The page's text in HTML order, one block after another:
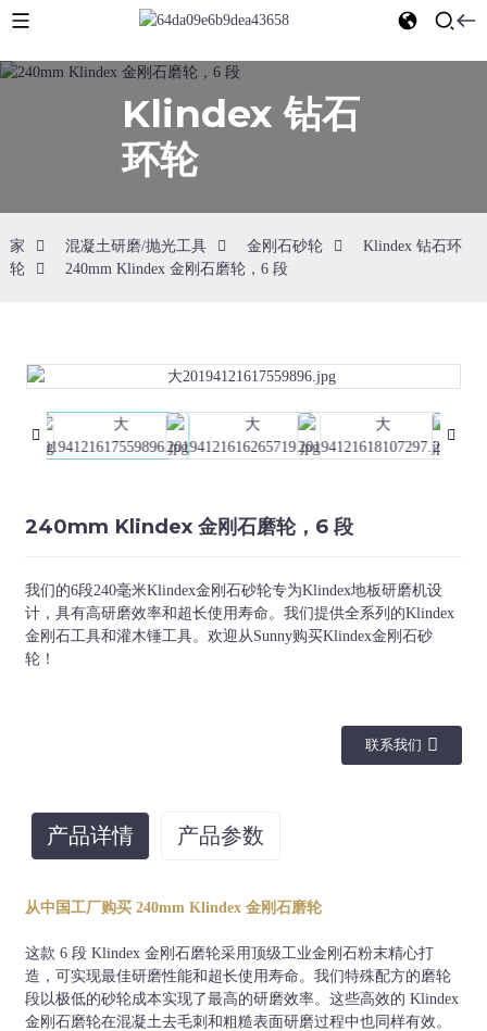
Klindex 钻石
环轮
家 混凝土研磨/抛光工具 金刚石砂轮
Klindex 钻石环
轮
240mm Klindex 金刚石磨轮，6 段
240mm Klindex 金刚石磨轮，6 段
我们的6段240毫米Klindex金刚石砂轮专为Klindex地板研磨机设
计，具有高研磨效率和超长使用寿命。我们提供全系列的Klindex
金刚石工具和灌木锤工具。欢迎从Sunny购买Klindex金刚石砂
轮！
联系我们
产品详情 产品参数
从中国工厂购买 240mm Klindex 金刚石磨轮
这款 6 段 Klindex 金刚石磨轮采用顶级工业金刚石粉末精心打
造，可实现最佳研磨性能和超长使用寿命。我们特殊配方的磨轮
段以极低的砂轮成本实现了最高的研磨效率。这些高效的 Klindex
金刚石磨轮在混凝土去毛刺和粗糙表面研磨过程中也同样有效。
16#、30#、30#、
80#、120#、200#
等。
软、中、硬 3个针脚 240毫米